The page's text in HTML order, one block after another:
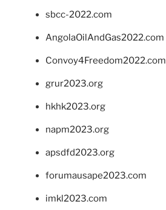
sbcc-2022.com
AngolaOilAndGas2022.com
Convoy4Freedom2022.com
grur2023.org
hkhk2023.org
napm2023.org
apsdfd2023.org
forumausape2023.com
imkl2023.com